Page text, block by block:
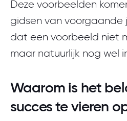
Deze voorbeelden
gidsen van voorgaande
dat een voorbeeld niet
maar natuurlijk nog wel
Waarom is het
succes te vieren